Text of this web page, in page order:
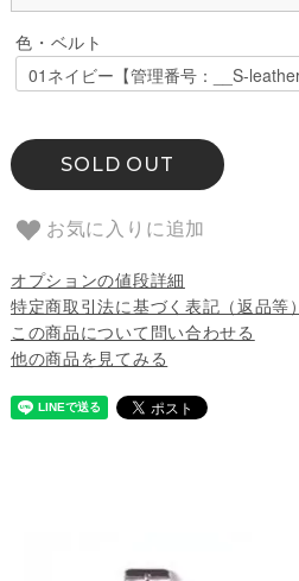
色・ベルト
SOLD OUT
お気に入りに追加
オプションの値段詳細
特定商取引法に基づく表記（返品等）
この商品について問い合わせる
他の商品を見てみる